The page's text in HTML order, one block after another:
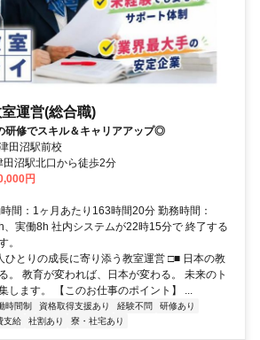
運営(総合職)
修でスキル＆キャリアアップ◎
田沼駅前校
沼駅北口から徒歩2分
円
間：1ヶ月あたり163時間20分 勤務時間：
実働8h 社内システムが22時15分で 終了する
。
ひとりの成長に寄り添う教室運営 □■ 日本の教
。 教育が変われば、日本が変わる。 未来のト
します。 【このお仕事のポイント】 ...
時間制 資格取得支援あり 経験不問
研修あり
支給 社割あり 寮・社宅あり